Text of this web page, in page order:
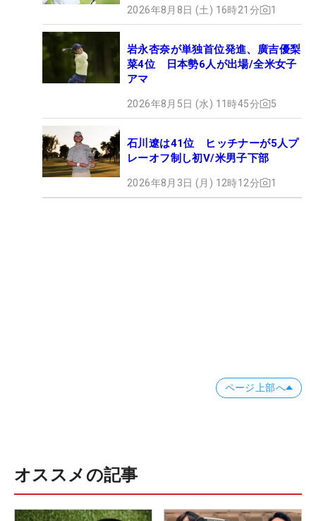
2026年8月8日 (土) 16時21分 1
岩永杏奈が単独首位発進、廣吉優梨
菜4位 日本勢6人が出場/全米女子
アマ
2026年8月5日 (水) 11時45分 5
石川遼は41位 ヒッチナーが5人プ
レーオフ制し初V/米男子下部
2026年8月3日 (月) 12時12分 1
ページ上部へ
オススメの記事